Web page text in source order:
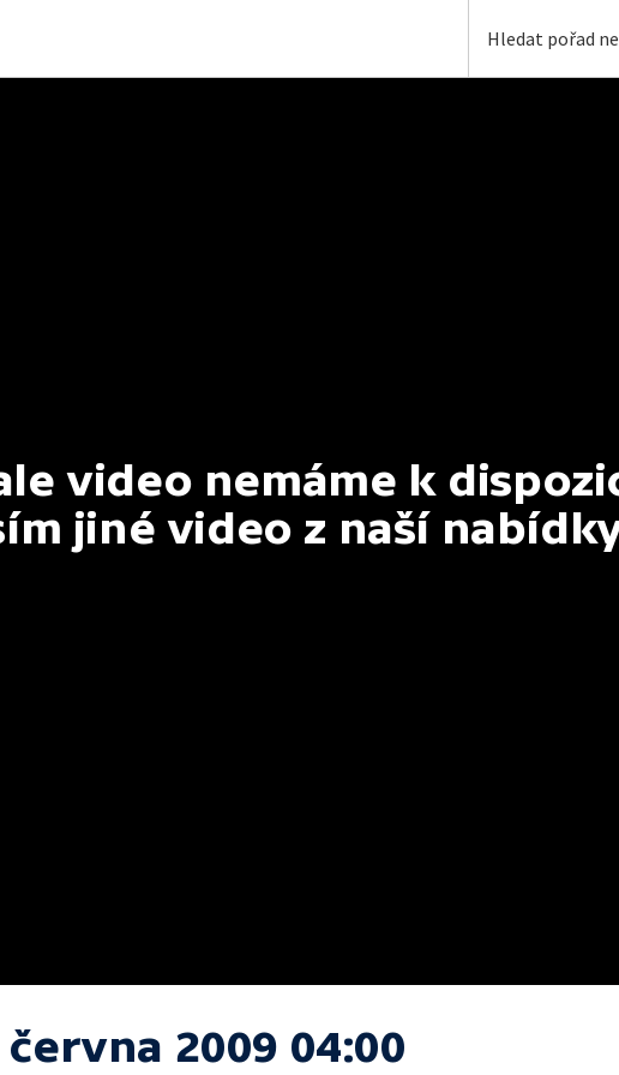
video nemáme k
jiné video z naší
června 2009 04:00